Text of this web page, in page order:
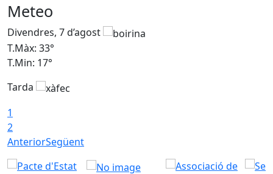
Meteo
Divendres, 7 d’agost
T.Màx: 33°
T.Min: 17°
Tarda
1
2
AnteriorSegüent